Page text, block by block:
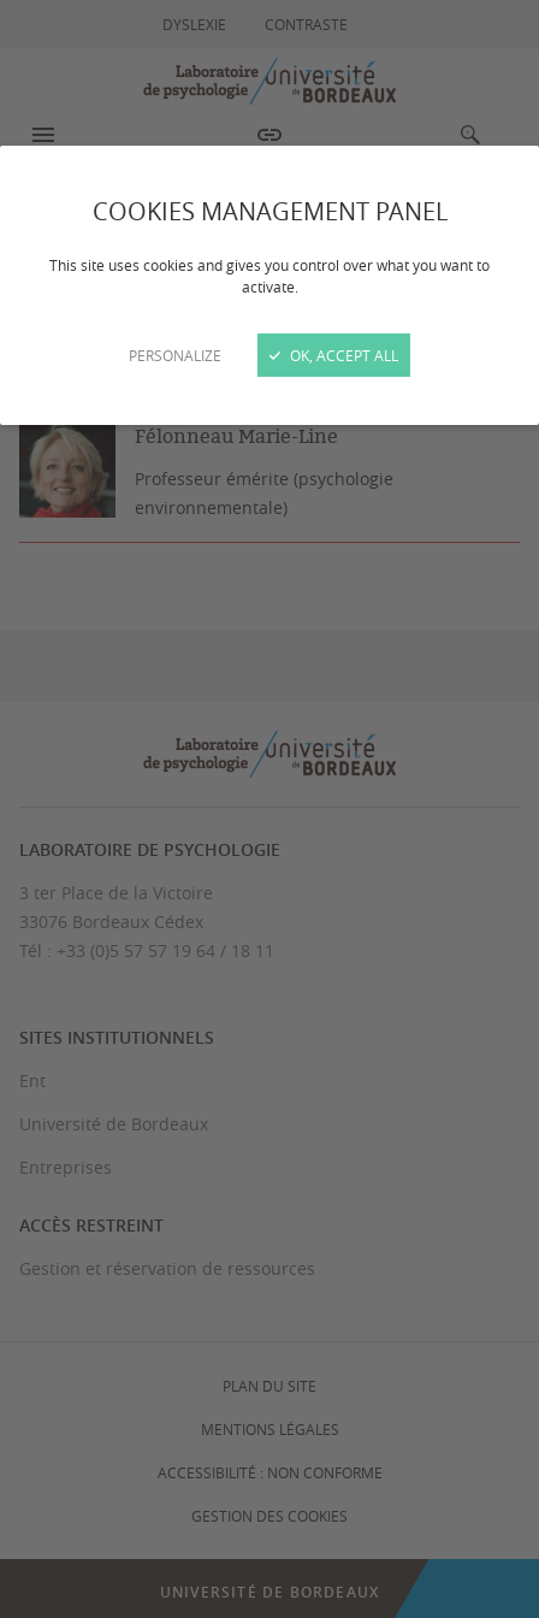
COOKIES MANAGEMENT PANEL
This site uses cookies and gives you control over what you want to
activate.
PERSONALIZE OK, ACCEPT ALL
DYSLEXIE CONTRASTE
Professeurs émérites
Félonneau Marie-Line
Professeur émérite (psychologie
environnementale)
LABORATOIRE DE PSYCHOLOGIE
3 ter Place de la Victoire
33076 Bordeaux Cédex
Tél : +33 (0)5 57 57 19 64 / 18 11
SITES INSTITUTIONNELS
Ent
Université de Bordeaux
Entreprises
ACCÈS RESTREINT
Gestion et réservation de ressources
PLAN DU SITE
MENTIONS LÉGALES
ACCESSIBILITÉ : NON CONFORME
GESTION DES COOKIES
UNIVERSITÉ DE BORDEAUX